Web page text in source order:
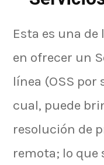
Esta es una
en ofrecer un
línea (OSS por
cual, puede
resolución de
remota; lo